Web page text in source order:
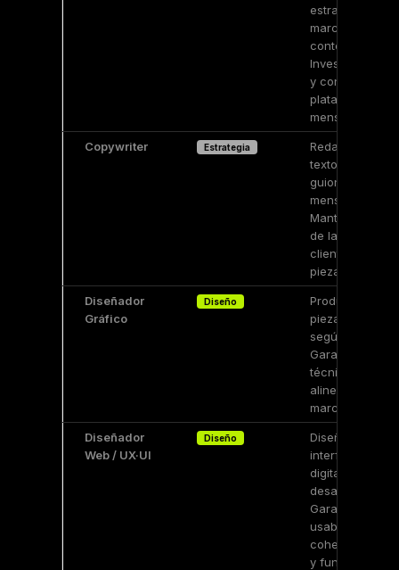
estratégica de
marca o
contenido.
Investiga,
y construye la
plataforma de
mensajes.
Copywriter Estrategia
Redacción de
textos, copys,
guiones y
mensajes.
Mantiene la voz
de la marca del
cliente en cada
pieza.
Diseñador
Gráfico
Diseño
Producción de
piezas visuales
según el brief.
Garantiza
técnica y visual
alineada a la
marca del
Diseñador
Web / UX·UI
Diseño
Diseño de
interfaces
digitales y
desarrollo web.
Garantiza
usabilidad,
coherencia
y funcionalidad.